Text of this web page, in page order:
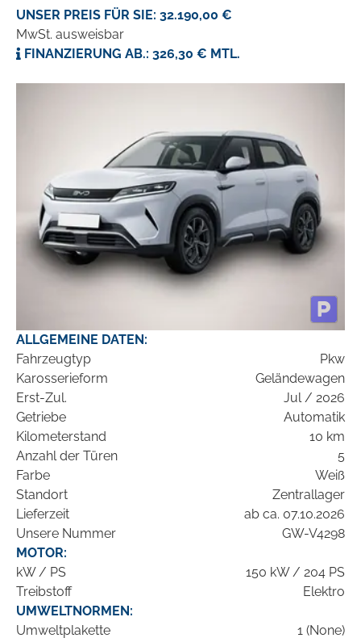
UNSER PREIS FÜR SIE: 32.190,00 €
MwSt. ausweisbar
FINANZIERUNG AB.: 326,30 € MTL.
ALLGEMEINE DATEN:
Fahrzeugtyp
Pkw
Karosserieform
Geländewagen
Erst-Zul.
Jul / 2026
Getriebe
Automatik
Kilometerstand
10 km
Anzahl der Türen
5
Farbe
Weiß
Standort
Zentrallager
Lieferzeit
ab ca. 07.10.2026
Unsere Nummer
GW-V4298
MOTOR:
kW / PS
150 kW / 204 PS
Treibstoff
Elektro
UMWELTNORMEN:
Umweltplakette
1 (None)